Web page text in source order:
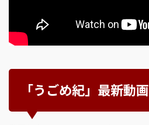
「うごめ紀」最新動画